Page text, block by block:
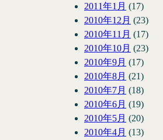
2011年1月 (17)
2010年12月 (23)
2010年11月 (17)
2010年10月 (23)
2010年9月 (17)
2010年8月 (21)
2010年7月 (18)
2010年6月 (19)
2010年5月 (20)
2010年4月 (13)